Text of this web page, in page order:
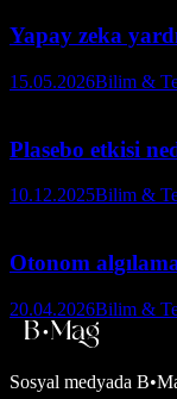
Yapay zeka
15.05.2026Bilim &
Plasebo etkisi
10.12.2025Bilim &
Otonom
20.04.2026Bilim &
Sosyal medyada